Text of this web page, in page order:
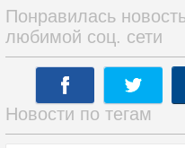
Понравилась
любимой соц. сети
Новости по тегам